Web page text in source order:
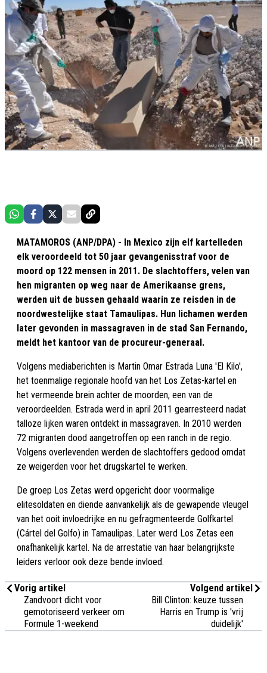
MATAMOROS (ANP/DPA) - In Mexico zijn elf kartelleden
elk veroordeeld tot 50 jaar gevangenisstraf voor de
moord op 122 mensen in 2011. De slachtoffers, velen van
hen migranten op weg naar de Amerikaanse grens,
werden uit de bussen gehaald waarin ze reisden in de
noordwestelijke staat Tamaulipas. Hun lichamen werden
later gevonden in massagraven in de stad San Fernando,
meldt het kantoor van de procureur-generaal.
Volgens mediaberichten is Martin Omar Estrada Luna 'El Kilo',
het toenmalige regionale hoofd van het Los Zetas-kartel en
het vermeende brein achter de moorden, een van de
veroordeelden. Estrada werd in april 2011 gearresteerd nadat
talloze lijken waren ontdekt in massagraven. In 2010 werden
72 migranten dood aangetroffen op een ranch in de regio.
Volgens overlevenden werden de slachtoffers gedood omdat
ze weigerden voor het drugskartel te werken.
De groep Los Zetas werd opgericht door voormalige
elitesoldaten en diende aanvankelijk als de gewapende vleugel
van het ooit invloedrijke en nu gefragmenteerde Golfkartel
(Cártel del Golfo) in Tamaulipas. Later werd Los Zetas een
onafhankelijk kartel. Na de arrestatie van haar belangrijkste
leiders verloor ook deze bende invloed.
Vorig artikel
Zandvoort dicht voor
gemotoriseerd verkeer om
Formule 1-weekend
Volgend artikel
Bill Clinton: keuze tussen
Harris en Trump is 'vrij
duidelijk'